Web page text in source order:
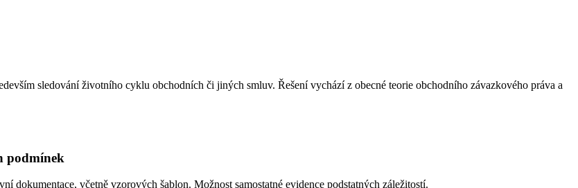
sledování životního cyklu obchodních či jiných smluv. Řešení vychází z obecné teorie obchodního závazkového práva a
podmínek
dokumentace, včetně vzorových šablon. Možnost samostatné evidence podstatných záležitostí.